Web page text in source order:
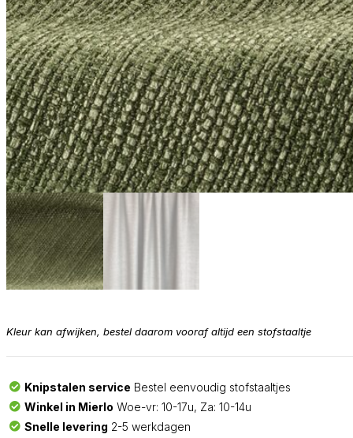
Kleur kan afwijken, bestel daarom vooraf altijd een stofstaaltje
Knipstalen service Bestel eenvoudig stofstaaltjes
Winkel in Mierlo Woe-vr: 10-17u, Za: 10-14u
Snelle levering 2-5 werkdagen